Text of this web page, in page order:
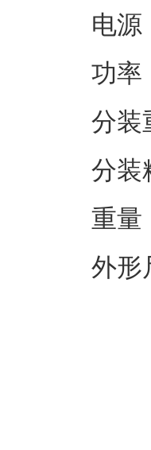
电源
功率
分装
分装
重量
外形